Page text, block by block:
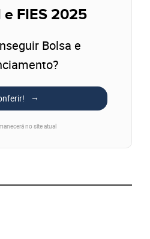
e FIES 2025
Bolsa e
no site atual